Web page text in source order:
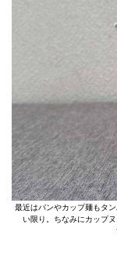
最近はパンやカップ麺もタ
い限り。ちなみにカップ